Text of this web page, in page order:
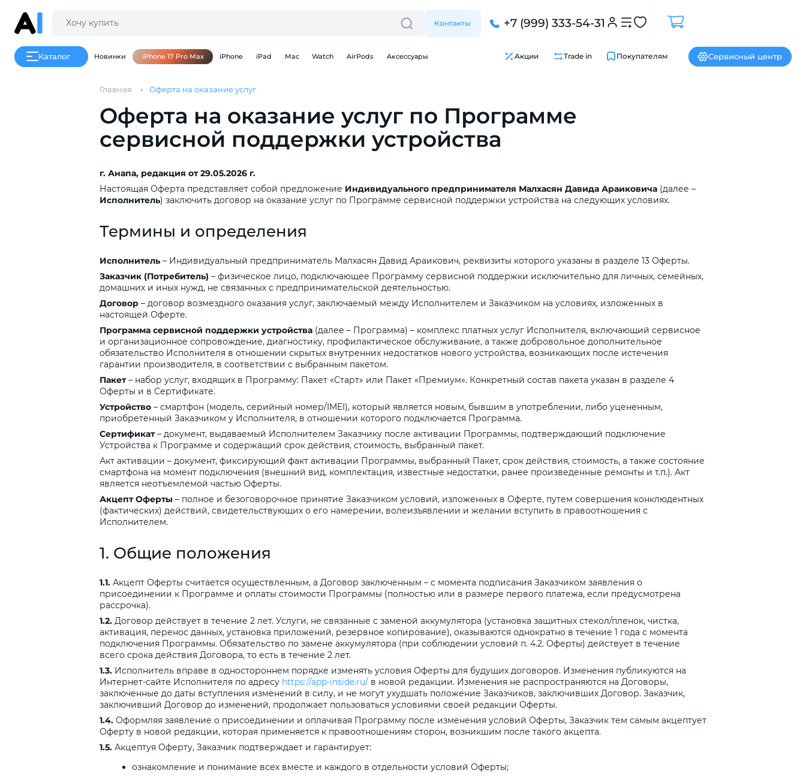
Контакты +7 (999) 333-54-31
Каталог Новинки iPhone 17 Pro Max iPhone iPad Mac Watch AirPods Аксессуары Акции Trade in Покупателям Сервисный центр
Главная Оферта на оказание услуг
Оферта на оказание услуг по Программе
сервисной поддержки устройства
г. Анапа, редакция от 29.05.2026 г.
Настоящая Оферта представляет собой предложение Индивидуального предпринимателя Малхасян Давида Араиковича(далее –
Исполнитель) заключить договор на оказание услуг по Программе сервисной поддержки устройства на следующих условиях.
Термины и определения
Исполнитель– Индивидуальный предприниматель Малхасян Давид Араикович, реквизиты которого указаны в разделе 13 Оферты.
Заказчик (Потребитель) – физическое лицо, подключающее Программу сервисной поддержки исключительно для личных, семейных,
домашних и иных нужд, не связанных с предпринимательской деятельностью.
Договор– договор возмездного оказания услуг, заключаемый между Исполнителем и Заказчиком на условиях, изложенных в
настоящей Оферте.
Программа сервисной поддержки устройства(далее – Программа) – комплекс платных услуг Исполнителя, включающий сервисное
и организационное сопровождение, диагностику, профилактическое обслуживание, а также добровольное дополнительное
обязательство Исполнителя в отношении скрытых внутренних недостатков нового устройства, возникающих после истечения
гарантии производителя, в соответствии с выбранным пакетом.
Пакет– набор услуг, входящих в Программу: Пакет «Старт» или Пакет «Премиум». Конкретный состав пакета указан в разделе 4
Оферты и в Сертификате.
Устройство– смартфон (модель, серийный номер/IMEI), который является новым, бывшим в употреблении, либо уцененным,
приобретенный Заказчиком у Исполнителя, в отношении которого подключается Программа.
Сертификат– документ, выдаваемый Исполнителем Заказчику после активации Программы, подтверждающий подключение
Устройства к Программе и содержащий срок действия, стоимость, выбранный пакет.
Акт активации – документ, фиксирующий факт активации Программы, выбранный Пакет, срок действия, стоимость, а также состояние
смартфона на момент подключения (внешний вид, комплектация, известные недостатки, ранее произведенные ремонты и т.п.). Акт
является неотъемлемой частью Оферты.
Акцепт Оферты – полное и безоговорочное принятие Заказчиком условий, изложенных в Оферте, путем совершения конклюдентных
(фактических) действий, свидетельствующих о его намерении, волеизъявлении и желании вступить в правоотношения с
Исполнителем.
1. Общие положения
1.1.Акцепт Оферты считается осуществленным, а Договор заключенным – с момента подписания Заказчиком заявления о
присоединении к Программе и оплаты стоимости Программы (полностью или в размере первого платежа, если предусмотрена
рассрочка).
1.2.Договор действует в течение 2 лет. Услуги, не связанные с заменой аккумулятора (установка защитных стекол/пленок, чистка,
активация, перенос данных, установка приложений, резервное копирование), оказываются однократно в течение 1 года с момента
подключения Программы. Обязательство по замене аккумулятора (при соблюдении условий п. 4.2. Оферты) действует в течение
всего срока действия Договора, то есть в течение 2 лет.
1.3.Исполнитель вправе в одностороннем порядке изменять условия Оферты для будущих договоров. Изменения публикуются на
Интернет-сайте Исполнителя по адресу https://app-inside.ru/в новой редакции. Изменения не распространяются на Договоры,
заключенные до даты вступления изменений в силу, и не могут ухудшать положение Заказчиков, заключивших Договор. Заказчик,
заключивший Договор до изменений, продолжает пользоваться условиями своей редакции Оферты.
1.4.Оформляя заявление о присоединении и оплачивая Программу после изменения условий Оферты, Заказчик тем самым акцептует
Оферту в новой редакции, которая применяется к правоотношениям сторон, возникшим после такого акцепта.
1.5.Акцептуя Оферту, Заказчик подтверждает и гарантирует:
ознакомление и понимание всех вместе и каждого в отдельности условий Оферты;
Закрыть
Для клиентов всех банков
Разбейтеоплату
на частибез переплат
График платежей
25%
Добавляйте товарыв корзину
Оплачивайте сегодня только
25% картой любого банка
с вашей картыпо25%каждые 2 недели
Подробнее об оплате Плайтом
раз в 2